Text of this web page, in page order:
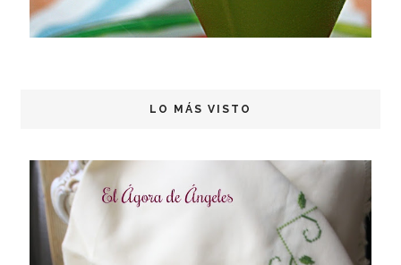
LO MÁS VISTO